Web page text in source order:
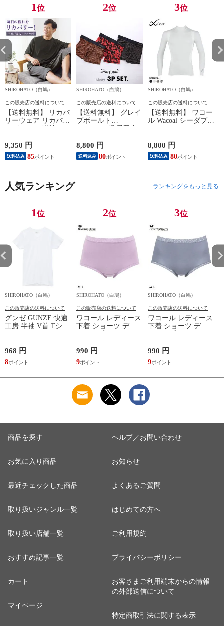
1位
SHIROHATO（白鳩）
この販売店の送料について
【送料無料】 リカバ
リーウェア リカバリ
ーパジャマ 半袖 メ
ームウェア パジャマ
リカバリーケア 7分
丈パンツ 疲労回復
9,350 円
送料込み 85
2位
SHIROHATO（白鳩）
この販売店の送料について
【送料無料】 グレイ
ブボールト
Gravevault 数量限定
サーパンツ おまかせ
3P 福袋 ショート ロ
ーライズ 3枚セット
8,800 円
送料込み 80
3位
SHIROHATO（白鳩）
この販売店の送料について
【送料無料】 ワコー
ル Wacoal シーダブリ
JYURYU 柔流 ジュウ
リュウ メンズ トッ
プ SML ハイネック
8,800 円
送料込み 80
人気ランキング ランキングをもっと見る
1位
SHIROHATO（白鳩）
この販売店の送料について
グンゼ GUNZE 快適
工房 半袖 V首 Tシャ
ツ メンズ インナー
本製 抗菌防臭
968 円
8
2位
SHIROHATO（白鳩）
この販売店の送料について
ワコール レディース
下着 ショーツ ディ
アヒップショーツ
スタンダード ノーマ
ルショーツ ML
Wacoal
990 円
9
3位
SHIROHATO（白鳩）
この販売店の送料について
ワコール レディース
下着 ショーツ ディ
アヒップショーツ
スタンダード ノーマ
ルショーツ ML
Wacoal
990 円
9
商品を探す
お気に入り商品
最近チェックした商品
取り扱いジャンル一覧
取り扱い店舗一覧
おすすめ記事一覧
カート
マイページ
ヘルプ／お問い合わせ
お知らせ
よくあるご質問
はじめての方へ
ご利用規約
プライバシーポリシー
お客さまご利用端末からの情報
の外部送信について
特定商取引法に関する表示